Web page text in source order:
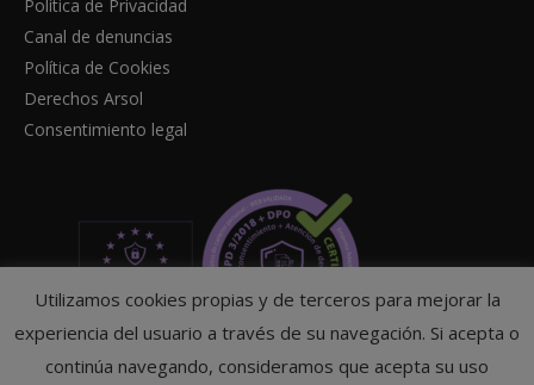
Política de Privacidad
Canal de denuncias
Política de Cookies
Derechos Arsol
Consentimiento legal
Utilizamos cookies propias y de terceros para mejorar la
experiencia del usuario a través de su navegación. Si acepta o
continúa navegando, consideramos que acepta su uso